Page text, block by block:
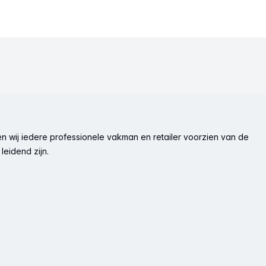
wij iedere professionele vakman en retailer voorzien van de
zijn.